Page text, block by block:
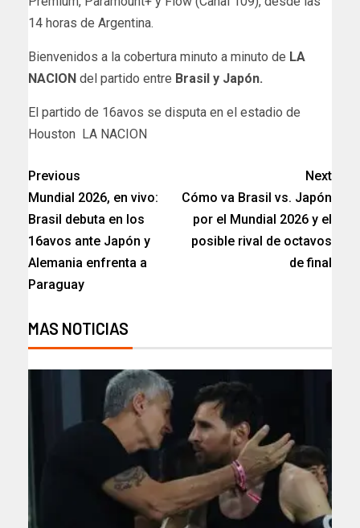
14 horas de Argentina.
Bienvenidos a la cobertura minuto a minuto de LA
NACION del partido entre Brasil y Japón.
​El partido de 16avos se disputa en el estadio de
Houston LA NACION
Previous
Mundial 2026, en vivo:
Brasil debuta en los
16avos ante Japón y
Alemania enfrenta a
Paraguay
Next
Cómo va Brasil vs. Japón
por el Mundial 2026 y el
posible rival de octavos
de final
MAS NOTICIAS